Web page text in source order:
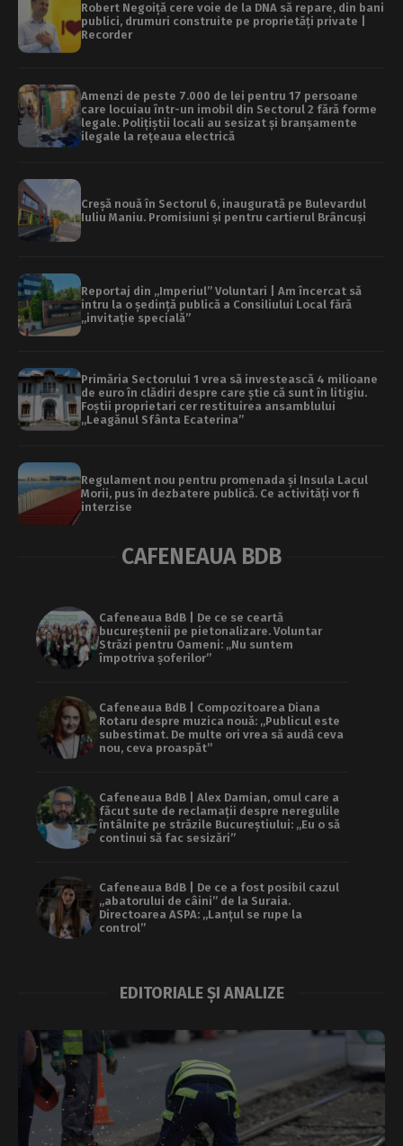
Robert Negoiță cere voie de la DNA să repare, din bani
publici, drumuri construite pe proprietăți private |
Recorder
Amenzi de peste 7.000 de lei pentru 17 persoane
care locuiau într-un imobil din Sectorul 2 fără forme
legale. Polițiștii locali au sesizat și branșamente
ilegale la rețeaua electrică
Creșă nouă în Sectorul 6, inaugurată pe Bulevardul
Iuliu Maniu. Promisiuni și pentru cartierul Brâncuși
Reportaj din „Imperiul” Voluntari | Am încercat să
intru la o ședință publică a Consiliului Local fără
„invitație specială”
Primăria Sectorului 1 vrea să investească 4 milioane
de euro în clădiri despre care știe că sunt în litigiu.
Foștii proprietari cer restituirea ansamblului
„Leagănul Sfânta Ecaterina”
Regulament nou pentru promenada și Insula Lacul
Morii, pus în dezbatere publică. Ce activități vor fi
interzise
CAFENEAUA BDB
Cafeneaua BdB | De ce se ceartă
bucureștenii pe pietonalizare. Voluntar
Străzi pentru Oameni: „Nu suntem
împotriva șoferilor”
Cafeneaua BdB | Compozitoarea Diana
Rotaru despre muzica nouă: „Publicul este
subestimat. De multe ori vrea să audă ceva
nou, ceva proaspăt”
Cafeneaua BdB | Alex Damian, omul care a
făcut sute de reclamații despre neregulile
întâlnite pe străzile Bucureștiului: „Eu o să
continui să fac sesizări”
Cafeneaua BdB | De ce a fost posibil cazul
„abatorului de câini” de la Suraia.
Directoarea ASPA: „Lanțul se rupe la
control”
EDITORIALE ȘI ANALIZE